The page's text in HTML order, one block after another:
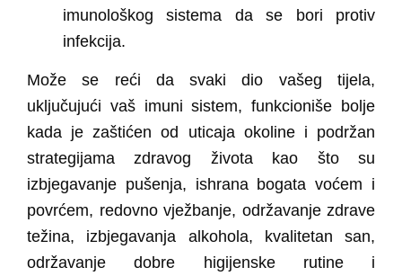
imunološkog sistema da se bori protiv
infekcija.
Može se reći da svaki dio vašeg tijela,
uključujući vaš imuni sistem, funkcioniše bolje
kada je zaštićen od uticaja okoline i podržan
strategijama zdravog života kao što su
izbjegavanje pušenja, ishrana bogata voćem i
povrćem, redovno vježbanje, održavanje zdrave
težina, izbjegavanja alkohola, kvalitetan san,
održavanje dobre higijenske rutine i